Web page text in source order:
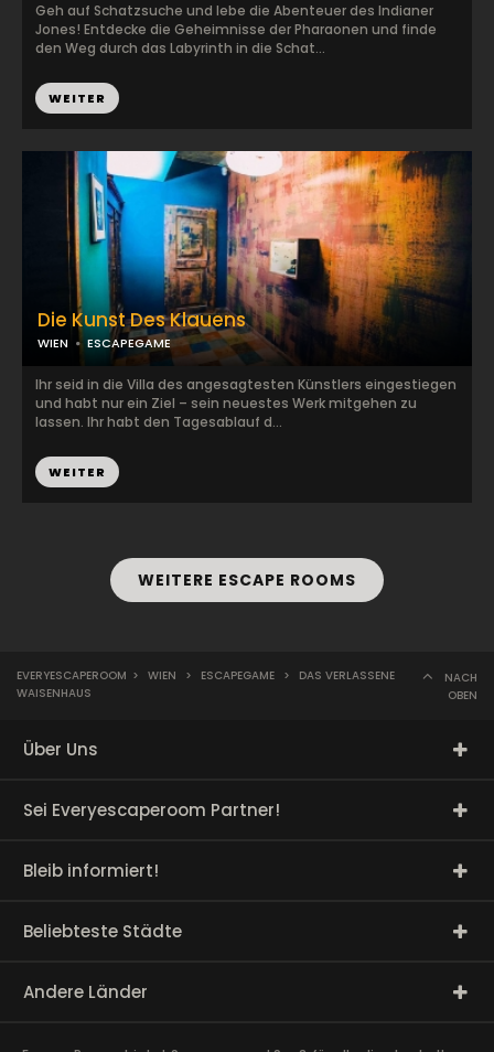
Geh auf Schatzsuche und lebe die Abenteuer des Indianer
Jones! Entdecke die Geheimnisse der Pharaonen und finde
den Weg durch das Labyrinth in die Schat...
WEITER
Die Kunst Des Klauens
WIEN ESCAPEGAME
Ihr seid in die Villa des angesagtesten Künstlers eingestiegen
und habt nur ein Ziel – sein neuestes Werk mitgehen zu
lassen. Ihr habt den Tagesablauf d...
WEITER
WEITERE ESCAPE ROOMS
EVERYESCAPEROOM > WIEN > ESCAPEGAME >
DAS VERLASSENE
WAISENHAUS
NACH
OBEN
Über Uns
Sei Everyescaperoom Partner!
Bleib informiert!
Beliebteste Städte
Andere Länder